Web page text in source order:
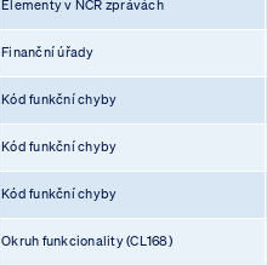
Elementy v NCR zprávách
Finanční úřady
Kód funkční chyby
Kód funkční chyby
Kód funkční chyby
Okruh funkcionality (CL168)